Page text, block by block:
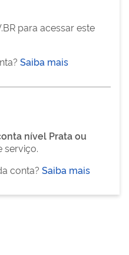
para acessar este
Saiba mais
nível Prata ou
serviço.
conta? Saiba mais